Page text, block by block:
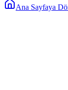
Ana Sayfaya